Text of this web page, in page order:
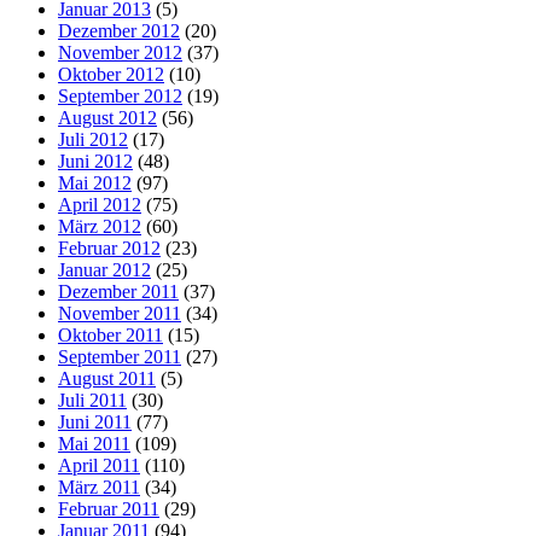
Januar 2013 (5)
Dezember 2012 (20)
November 2012 (37)
Oktober 2012 (10)
September 2012 (19)
August 2012 (56)
Juli 2012 (17)
Juni 2012 (48)
Mai 2012 (97)
April 2012 (75)
März 2012 (60)
Februar 2012 (23)
Januar 2012 (25)
Dezember 2011 (37)
November 2011 (34)
Oktober 2011 (15)
September 2011 (27)
August 2011 (5)
Juli 2011 (30)
Juni 2011 (77)
Mai 2011 (109)
April 2011 (110)
März 2011 (34)
Februar 2011 (29)
Januar 2011 (94)